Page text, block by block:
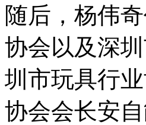
随后，杨伟
协会以及深
圳市玩具行
协会会长安